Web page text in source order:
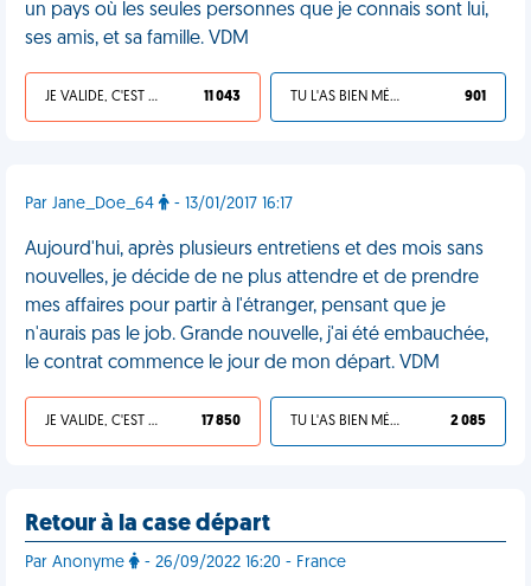
un pays où les seules personnes que je connais sont lui,
ses amis, et sa famille. VDM
JE VALIDE, C'EST UNE VDM 11 043 TU L'AS BIEN MÉRITÉ 901
Par Jane_Doe_64 - 13/01/2017 16:17
Aujourd'hui, après plusieurs entretiens et des mois sans
nouvelles, je décide de ne plus attendre et de prendre
mes affaires pour partir à l'étranger, pensant que je
n'aurais pas le job. Grande nouvelle, j'ai été embauchée,
le contrat commence le jour de mon départ. VDM
JE VALIDE, C'EST UNE VDM 17 850 TU L'AS BIEN MÉRITÉ 2 085
Retour à la case départ
Par Anonyme - 26/09/2022 16:20 - France